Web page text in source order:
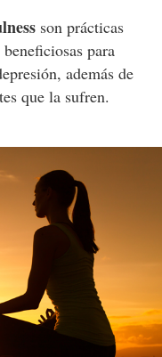
son prácticas
para
además de
que la sufren.